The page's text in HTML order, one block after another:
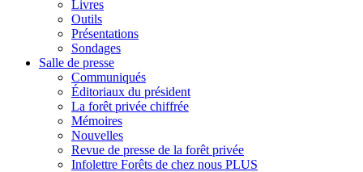
Livres
Outils
Présentations
Sondages
Salle de presse
Communiqués
Éditoriaux du président
La forêt privée chiffrée
Mémoires
Nouvelles
Revue de presse de la forêt privée
Infolettre Forêts de chez nous PLUS